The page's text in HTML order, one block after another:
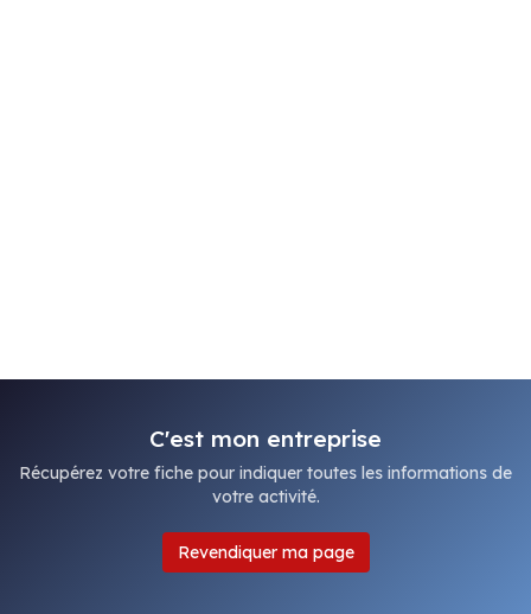
C'est mon entreprise
Récupérez votre fiche pour indiquer toutes les informations de
votre activité.
Revendiquer ma page